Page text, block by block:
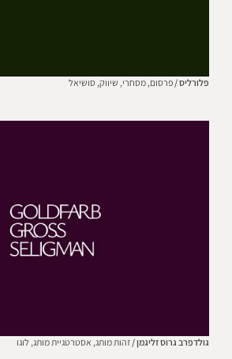
פלורליס / פרסום, מסחרי, שיווק, סושיאל
גולדפרב גרוס זליגמן / זהות מותג, אסטרטגיית מותג, לוגו